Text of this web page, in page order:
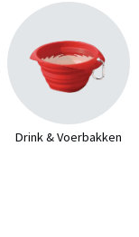
Drink & Voerbakken